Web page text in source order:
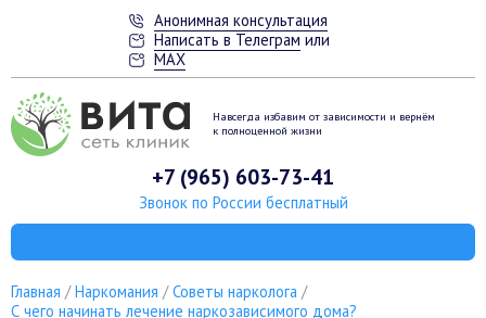
Анонимная консультация
Написать в Телеграм или
MAX
Навсегда избавим от зависимости и вернём
к полноценной жизни
+7 (965) 603-73-41
Звонок по России бесплатный
Главная Наркомания
Советы нарколога
С чего начинать лечение наркозависимого дома?